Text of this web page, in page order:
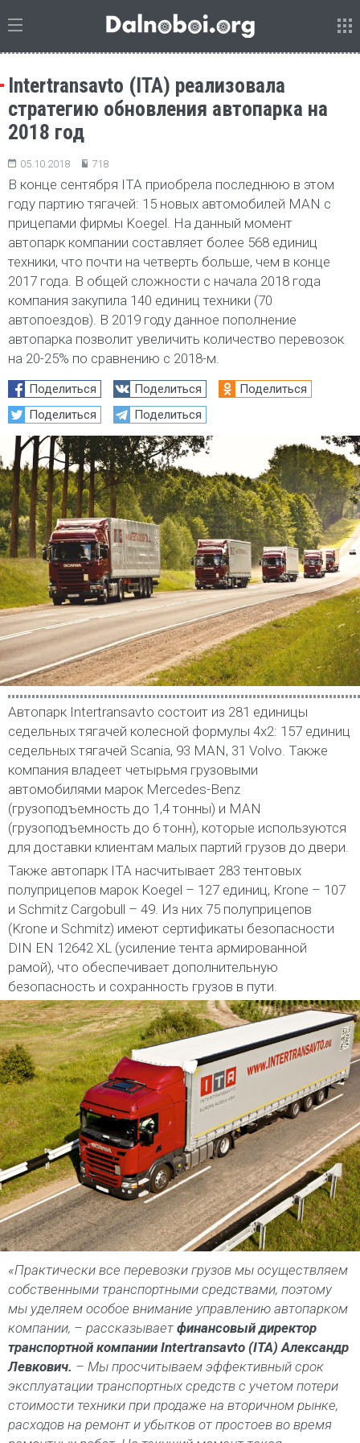
Intertransavto (ITA) реализовала
стратегию обновления автопарка на
2018 год
05.10.2018 718
В конце сентября ITA приобрела последнюю в этом
году партию тягачей: 15 новых автомобилей MAN с
прицепами фирмы Koegel. На данный момент
автопарк компании составляет более 568 единиц
техники, что почти на четверть больше, чем в конце
2017 года. В общей сложности с начала 2018 года
компания закупила 140 единиц техники (70
автопоездов). В 2019 году данное пополнение
автопарка позволит увеличить количество перевозок
на 20-25% по сравнению с 2018-м.
Поделиться Поделиться
Поделиться
Поделиться
Поделиться
Автопарк Intertransavto состоит из 281 единицы
седельных тягачей колесной формулы 4х2: 157 единиц
седельных тягачей Scania, 93 MAN, 31 Volvo. Также
компания владеет четырьмя грузовыми
автомобилями марок Mercedes-Benz
(грузоподъемность до 1,4 тонны) и MAN
(грузоподъемность до 6 тонн), которые используются
для доставки клиентам малых партий грузов до двери.
Также автопарк ITA насчитывает 283 тентовых
полуприцепов марок Koegel – 127 единиц, Krone – 107
и Schmitz Cargobull – 49. Из них 75 полуприцепов
(Krone и Schmitz) имеют сертификаты безопасности
DIN EN 12642 XL (усиление тента армированной
рамой), что обеспечивает дополнительную
безопасность и сохранность грузов в пути.
«Практически все перевозки грузов мы осуществляем
собственными транспортными средствами, поэтому
мы уделяем особое внимание управлению автопарком
компании, – рассказывает финансовый директор
транспортной компании Intertransavto (ITA) Александр
Левкович. – Мы просчитываем эффективный срок
эксплуатации транспортных средств с учетом потери
стоимости техники при продаже на вторичном рынке,
расходов на ремонт и убытков от простоев во время